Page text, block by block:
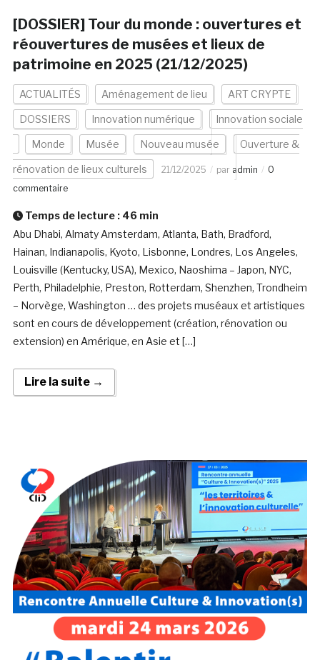
[DOSSIER] Tour du monde : ouvertures et
réouvertures de musées et lieux de
patrimoine en 2025 (21/12/2025)
ACTUALITÉS Aménagement de lieu ART CRYPTE
DOSSIERS Innovation numérique Innovation sociale
Monde Musée Nouveau musée Ouverture &
rénovation de lieux culturels 21/12/2025 par admin
0
commentaire
Temps de lecture : 46 min
Abu Dhabi, Almaty Amsterdam, Atlanta, Bath, Bradford,
Hainan, Indianapolis, Kyoto, Lisbonne, Londres, Los Angeles,
Louisville (Kentucky, USA), Mexico, Naoshima – Japon, NYC,
Perth, Philadelphie, Preston, Rotterdam, Shenzhen, Trondheim
– Norvège, Washington … des projets muséaux et artistiques
sont en cours de développement (création, rénovation ou
extension) en Amérique, en Asie et […]
Lire la suite →